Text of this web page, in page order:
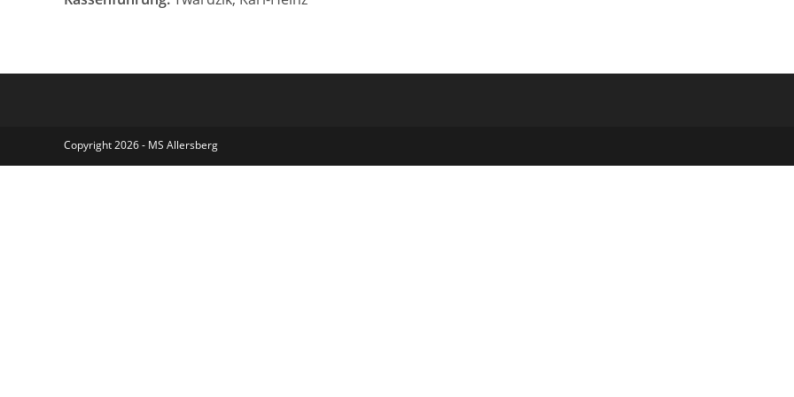
Copyright 2026 - MS Allersberg